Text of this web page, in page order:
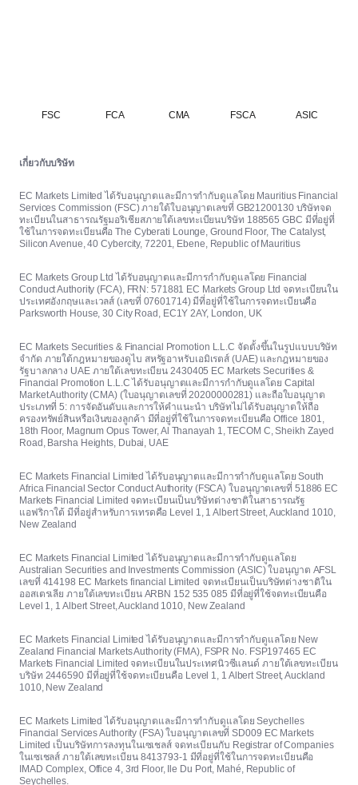
FSC FCA CMA FSCA ASIC
เกี่ยวกับบริษัท
EC Markets Limited ได้รับอนุญาตและมีการกำกับดูแลโดย Mauritius Financial
Services Commission (FSC) ภายใต้ใบอนุญาตเลขที่ GB21200130 บริษัทจด
ทะเบียนในสาธารณรัฐมอริเชียสภายใต้เลขทะเบียนบริษัท 188565 GBC มีที่อยู่ที่
ใช้ในการจดทะเบียนคือ The Cyberati Lounge, Ground Floor, The Catalyst,
Silicon Avenue, 40 Cybercity, 72201, Ebene, Republic of Mauritius
EC Markets Group Ltd ได้รับอนุญาตและมีการกำกับดูแลโดย Financial
Conduct Authority (FCA), FRN: 571881 EC Markets Group Ltd จดทะเบียนใน
ประเทศอังกฤษและเวลส์ (เลขที่ 07601714) มีที่อยู่ที่ใช้ในการจดทะเบียนคือ
Parksworth House, 30 City Road, EC1Y 2AY, London, UK
EC Markets Securities & Financial Promotion L.L.C จัดตั้งขึ้นในรูปแบบบริษัท
จำกัด ภายใต้กฎหมายของดูไบ สหรัฐอาหรับเอมิเรตส์ (UAE) และกฎหมายของ
รัฐบาลกลาง UAE ภายใต้เลขทะเบียน 2430405 EC Markets Securities &
Financial Promotion L.L.C ได้รับอนุญาตและมีการกำกับดูแลโดย Capital
Market Authority (CMA) (ใบอนุญาตเลขที่ 20200000281) และถือใบอนุญาต
ประเภทที่ 5: การจัดอันดับและการให้คำแนะนำ บริษัทไม่ได้รับอนุญาตให้ถือ
ครองทรัพย์สินหรือเงินของลูกค้า มีที่อยู่ที่ใช้ในการจดทะเบียนคือ Office 1801,
18th Floor, Magnum Opus Tower, Al Thanayah 1, TECOM C, Sheikh Zayed
Road, Barsha Heights, Dubai, UAE
EC Markets Financial Limited ได้รับอนุญาตและมีการกำกับดูแลโดย South
Africa Financial Sector Conduct Authority (FSCA) ใบอนุญาตเลขที่ 51886 EC
Markets Financial Limited จดทะเบียนเป็นบริษัทต่างชาติในสาธารณรัฐ
แอฟริกาใต้ มีที่อยู่สำหรับการเทรดคือ Level 1, 1 Albert Street, Auckland 1010,
New Zealand
EC Markets Financial Limited ได้รับอนุญาตและมีการกำกับดูแลโดย
Australian Securities and Investments Commission (ASIC) ใบอนุญาต AFSL
เลขที่ 414198 EC Markets financial Limited จดทะเบียนเป็นบริษัทต่างชาติใน
ออสเตรเลีย ภายใต้เลขทะเบียน ARBN 152 535 085 มีที่อยู่ที่ใช้จดทะเบียนคือ
Level 1, 1 Albert Street, Auckland 1010, New Zealand
EC Markets Financial Limited ได้รับอนุญาตและมีการกำกับดูแลโดย New
Zealand Financial Markets Authority (FMA), FSPR No. FSP197465 EC
Markets Financial Limited จดทะเบียนในประเทศนิวซีแลนด์ ภายใต้เลขทะเบียน
บริษัท 2446590 มีที่อยู่ที่ใช้จดทะเบียนคือ Level 1, 1 Albert Street, Auckland
1010, New Zealand
EC Markets Limited ได้รับอนุญาตและมีการกำกับดูแลโดย Seychelles
Financial Services Authority (FSA) ใบอนุญาตเลขที่ SD009 EC Markets
Limited เป็นบริษัทการลงทุนในเซเชลส์ จดทะเบียนกับ Registrar of Companies
ในเซเชลส์ ภายใต้เลขทะเบียน 8413793-1 มีที่อยู่ที่ใช้ในการจดทะเบียนคือ
IMAD Complex, Office 4, 3rd Floor, Ile Du Port, Mahé, Republic of
Seychelles.